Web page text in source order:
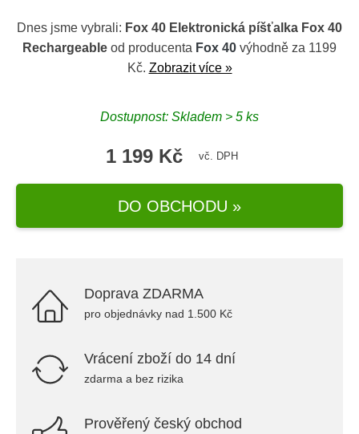
Dnes jsme vybrali: Fox 40 Elektronická píšťalka Fox 40
Rechargeable od producenta Fox 40 výhodně za 1199
Kč. Zobrazit více »
Dostupnost: Skladem > 5 ks
1 199 Kč vč. DPH
DO OBCHODU »
Doprava ZDARMA
pro objednávky nad 1.500 Kč
Vrácení zboží do 14 dní
zdarma a bez rizika
Prověřený český obchod